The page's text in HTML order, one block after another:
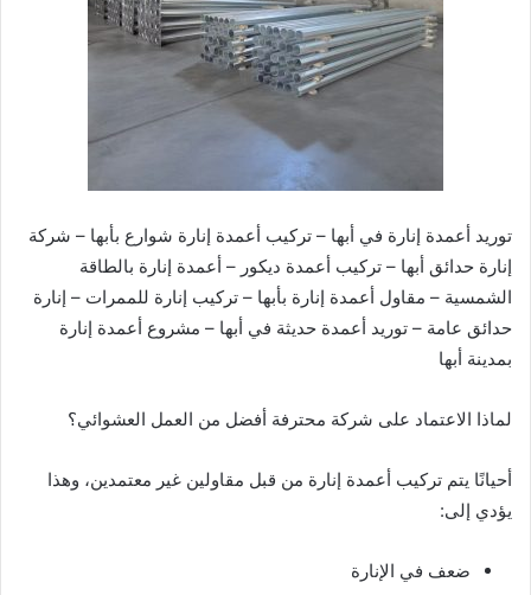
توريد أعمدة إنارة في أبها – تركيب أعمدة إنارة شوارع بأبها – شركة
إنارة حدائق أبها – تركيب أعمدة ديكور – أعمدة إنارة بالطاقة
الشمسية – مقاول أعمدة إنارة بأبها – تركيب إنارة للممرات – إنارة
حدائق عامة – توريد أعمدة حديثة في أبها – مشروع أعمدة إنارة
بمدينة أبها
لماذا الاعتماد على شركة محترفة أفضل من العمل العشوائي؟
أحيانًا يتم تركيب أعمدة إنارة من قبل مقاولين غير معتمدين، وهذا
يؤدي إلى:
ضعف في الإنارة